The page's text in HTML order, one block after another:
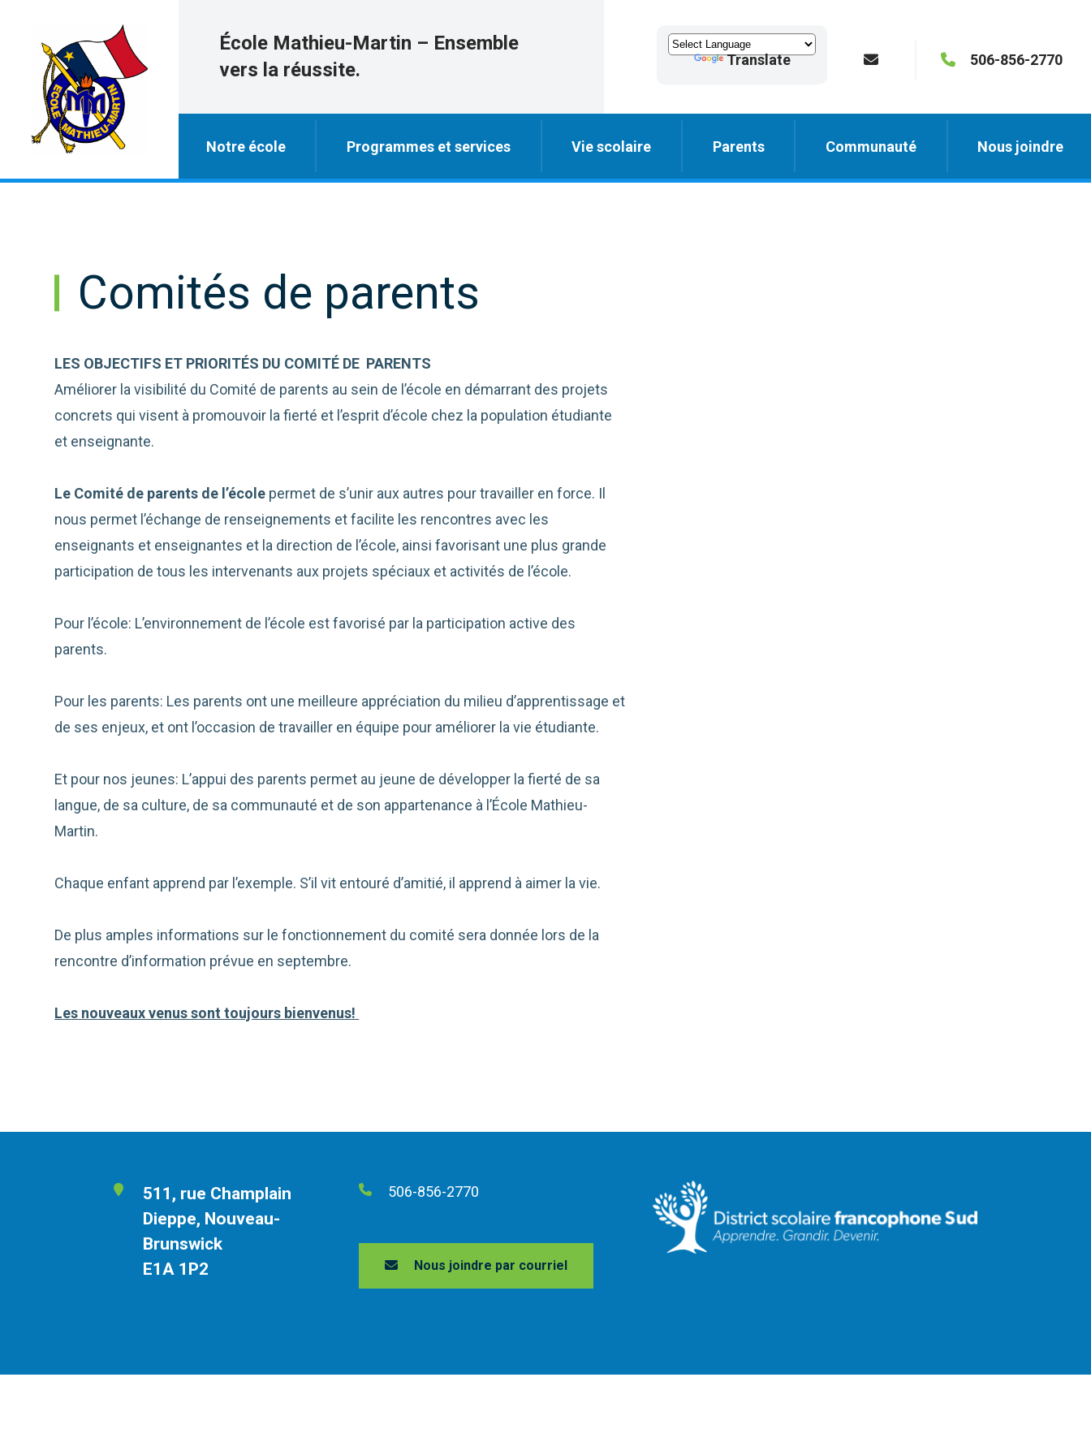
École Mathieu-Martin – Ensemble
vers la réussite.
Translate 506-856-2770
Notre école Programmes et services Vie scolaire Parents Communauté Nous joindre
Comités de parents
LES OBJECTIFS ET PRIORITÉS DU COMITÉ DE PARENTS
Améliorer la visibilité du Comité de parents au sein de l’école en démarrant des projets
concrets qui visent à promouvoir la fierté et l’esprit d’école chez la population étudiante
et enseignante.
Le Comité de parents de l’école permet de s’unir aux autres pour travailler en force. Il
nous permet l’échange de renseignements et facilite les rencontres avec les
enseignants et enseignantes et la direction de l’école, ainsi favorisant une plus grande
participation de tous les intervenants aux projets spéciaux et activités de l’école.
Pour l’école: L’environnement de l’école est favorisé par la participation active des
parents.
Pour les parents: Les parents ont une meilleure appréciation du milieu d’apprentissage et
de ses enjeux, et ont l’occasion de travailler en équipe pour améliorer la vie étudiante.
Et pour nos jeunes: L’appui des parents permet au jeune de développer la fierté de sa
langue, de sa culture, de sa communauté et de son appartenance à l’École Mathieu-
Martin.
Chaque enfant apprend par l’exemple. S’il vit entouré d’amitié, il apprend à aimer la vie.
De plus amples informations sur le fonctionnement du comité sera donnée lors de la
rencontre d’information prévue en septembre.
Les nouveaux venus sont toujours bienvenus!
511, rue Champlain
Dieppe, Nouveau-
Brunswick
E1A 1P2
506-856-2770
Nous joindre par courriel